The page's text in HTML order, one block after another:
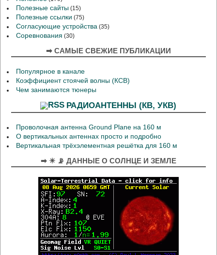
Полезные сайты (15)
Полезные ссылки (75)
Согласующие устройства (35)
Соревнования (30)
➡ САМЫЕ СВЕЖИЕ ПУБЛИКАЦИИ
Популярное в канале
Коэффициент стоячей волны (КСВ)
Чем занимаются тюнеры
РАДИОАНТЕННЫ (КВ, УКВ)
Проволочная антенна Ground Plane на 160 м
О вертикальных антеннах просто и подробно
Вертикальная трёхэлементная решётка для 160 м
➡ ☀ 📡 ДАННЫЕ О СОЛНЦЕ И ЗЕМЛЕ